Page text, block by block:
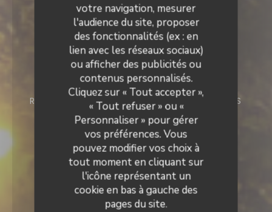
votre navigation, mesurer
l'audience du site, proposer
des fonctionnalités (ex : en
lien avec les réseaux sociaux)
ou afficher des publicités ou
contenus personnalisés.
Cliquez sur « Tout accepter »,
« Tout refuser » ou «
Personnaliser » pour gérer
vos préférences. Vous
pouvez modifier vos choix à
tout moment en cliquant sur
l'icône représentant un
cookie en bas à gauche des
pages du site.
Le Neptune
RESTAURANT
9 ROUTE DE PORT VENDRES
66190 COLLIOURE
Le Neptune